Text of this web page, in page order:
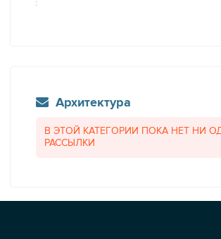
Архитектура
В ЭТОЙ КАТЕГОРИИ ПОКА НЕТ НИ
РАССЫЛКИ